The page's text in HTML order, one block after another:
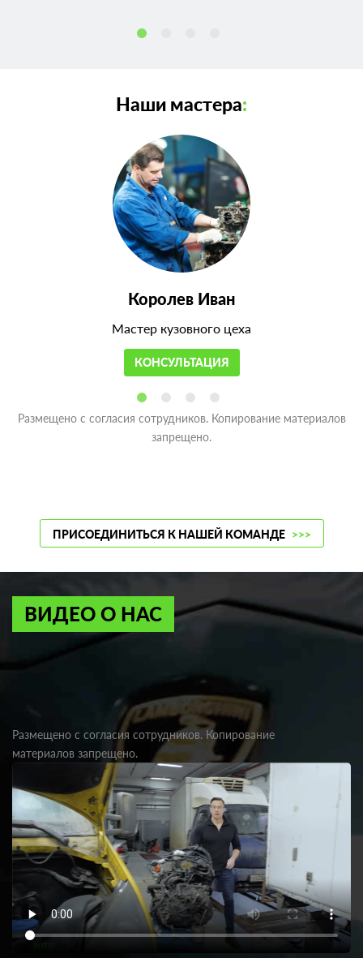
Наши мастера:
Королев Иван
Мастер кузовного цеха
КОНСУЛЬТАЦИЯ
Размещено с согласия сотрудников. Копирование материалов
запрещено.
ПРИСОЕДИНИТЬСЯ К НАШЕЙ КОМАНДЕ >>>
ВИДЕО О НАС
Размещено с согласия сотрудников. Копирование
материалов запрещено.